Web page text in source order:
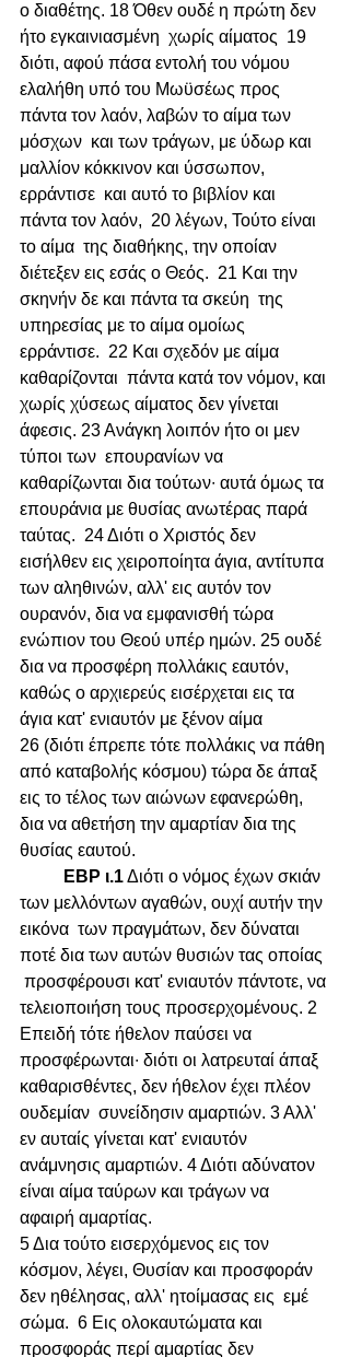
ο διαθέτης. 18 Όθεν ουδέ η πρώτη δεν
ήτο εγκαινιασμένη  χωρίς αίματος  19
διότι, αφού πάσα εντολή του νόμου
ελαλήθη υπό του Μωϋσέως προς
πάντα τον λαόν, λαβών το αίμα των
μόσχων  και των τράγων, με ύδωρ και
μαλλίον κόκκινον και ύσσωπον,
ερράντισε  και αυτό το βιβλίον και
πάντα τον λαόν,  20 λέγων, Τούτο είναι
το αίμα  της διαθήκης, την οποίαν
διέτεξεν εις εσάς ο Θεός.  21 Και την
σκηνήν δε και πάντα τα σκεύη  της
υπηρεσίας με το αίμα ομοίως
ερράντισε.  22 Και σχεδόν με αίμα
καθαρίζονται  πάντα κατά τον νόμον, και
χωρίς χύσεως αίματος δεν γίνεται
άφεσις. 23 Ανάγκη λοιπόν ήτο οι μεν
τύποι των  επουρανίων να
καθαρίζωνται δια τούτων∙ αυτά όμως τα
επουράνια με θυσίας ανωτέρας παρά
ταύτας.  24 Διότι ο Χριστός δεν
εισήλθεν εις χειροποίητα άγια, αντίτυπα
των αληθινών, αλλ' εις αυτόν τον
ουρανόν, δια να εμφανισθή τώρα
ενώπιον του Θεού υπέρ ημών. 25 ουδέ
δια να προσφέρη πολλάκις εαυτόν,
καθώς ο αρχιερεύς εισέρχεται εις τα
άγια κατ' ενιαυτόν με ξένον αίμα
26 (διότι έπρεπε τότε πολλάκις να πάθη
από καταβολής κόσμου) τώρα δε άπαξ
εις το τέλος των αιώνων εφανερώθη,
δια να αθετήση την αμαρτίαν δια της
θυσίας εαυτού.
ΕΒΡ ι.1 Διότι ο νόμος έχων σκιάν
των μελλόντων αγαθών, ουχί αυτήν την
εικόνα  των πραγμάτων, δεν δύναται
ποτέ δια των αυτών θυσιών τας οποίας
προσφέρουσι κατ' ενιαυτόν πάντοτε, να
τελειοποιήση τους προσερχομένους. 2
Επειδή τότε ήθελον παύσει να
προσφέρωνται∙ διότι οι λατρευταί άπαξ
καθαρισθέντες, δεν ήθελον έχει πλέον
ουδεμίαν  συνείδησιν αμαρτιών. 3 Αλλ'
εν αυταίς γίνεται κατ' ενιαυτόν
ανάμνησις αμαρτιών. 4 Διότι αδύνατον
είναι αίμα ταύρων και τράγων να
αφαιρή αμαρτίας.
5 Δια τούτο εισερχόμενος εις τον
κόσμον, λέγει, Θυσίαν και προσφοράν
δεν ηθέλησας, αλλ' ητοίμασας εις  εμέ
σώμα.  6 Εις ολοκαυτώματα και
προσφοράς περί αμαρτίας δεν